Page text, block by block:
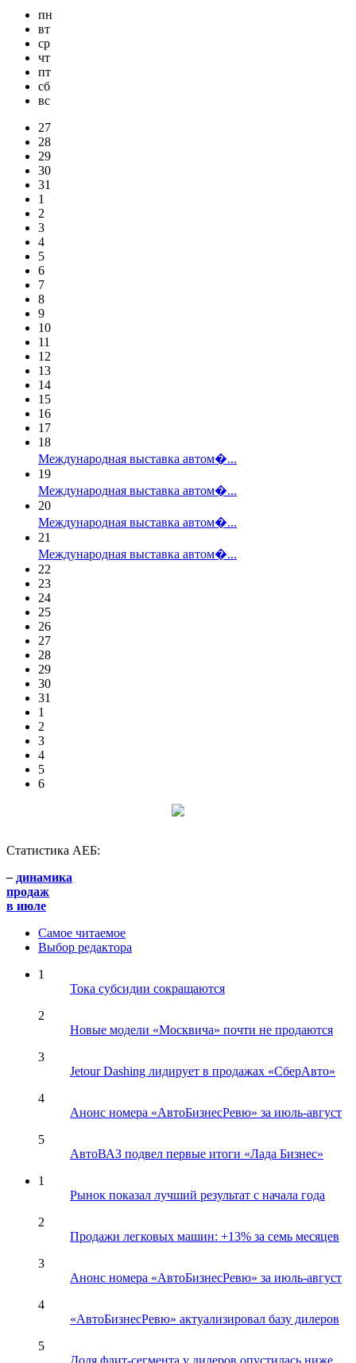
пн
вт
ср
чт
пт
сб
вс
27
28
29
30
31
1
2
3
4
5
6
7
8
9
10
11
12
13
14
15
16
17
18
Международная выставка автом�...
19
Международная выставка автом�...
20
Международная выставка автом�...
21
Международная выставка автом�...
22
23
24
25
26
27
28
29
30
31
1
2
3
4
5
6
Статистика АЕБ:
– динамика
продаж
в июле
Самое читаемое
Выбор редактора
1
Тока субсидии сокращаются
2
Новые модели «Москвича» почти не продаются
3
Jetour Dashing лидирует в продажах «СберАвто»
4
Анонс номера «АвтоБизнесРевю» за июль-август
5
АвтоВАЗ подвел первые итоги «Лада Бизнес»
1
Рынок показал лучший результат с начала года
2
Продажи легковых машин: +13% за семь месяцев
3
Анонс номера «АвтоБизнесРевю» за июль-август
4
«АвтоБизнесРевю» актуализировал базу дилеров
5
Доля флит-сегмента у дилеров опустилась ниже